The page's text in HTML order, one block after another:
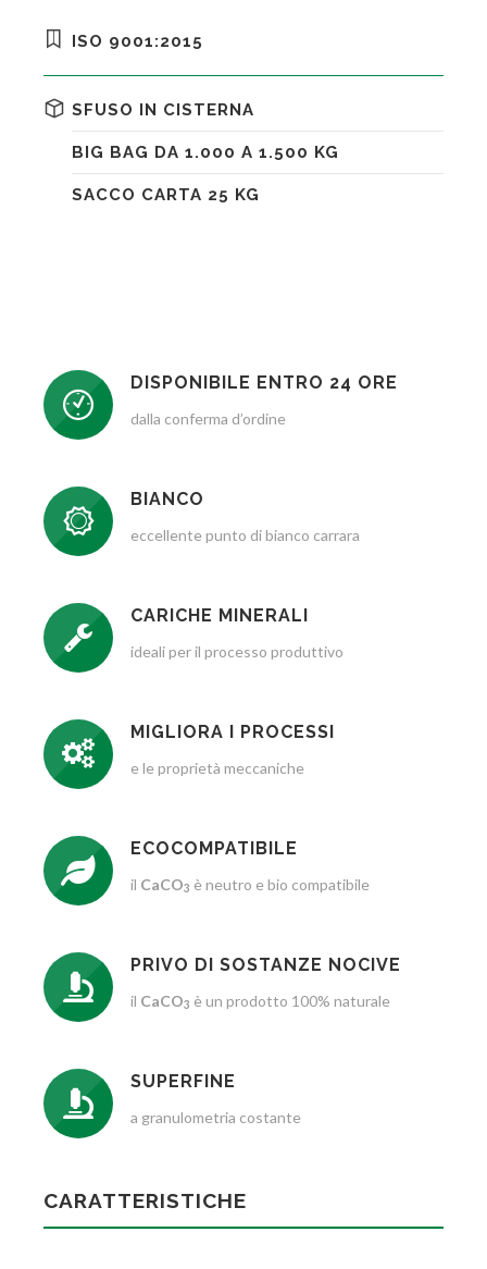
ISO 9001:2015
SFUSO IN CISTERNA
BIG BAG DA 1.000 A 1.500 KG
SACCO CARTA 25 KG
DISPONIBILE ENTRO 24 ORE
dalla conferma d’ordine
BIANCO
eccellente punto di bianco carrara
CARICHE MINERALI
ideali per il processo produttivo
MIGLIORA I PROCESSI
e le proprietà meccaniche
ECOCOMPATIBILE
il CaCO3 è neutro e bio compatibile
PRIVO DI SOSTANZE NOCIVE
il CaCO3 è un prodotto 100% naturale
SUPERFINE
a granulometria costante
CARATTERISTICHE